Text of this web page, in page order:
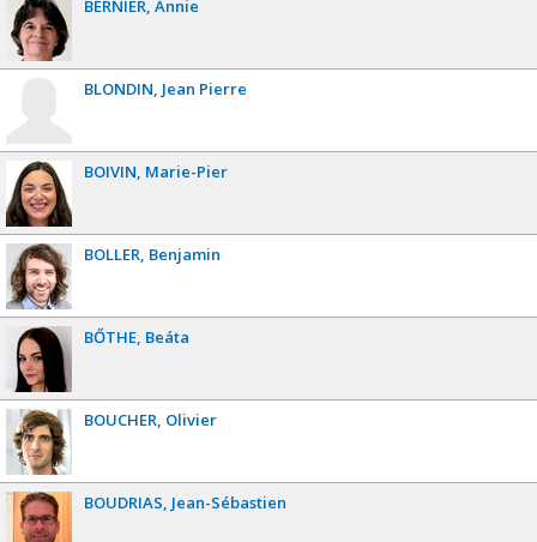
BERNIER Annie
BLONDIN Jean Pierre
BOIVIN Marie-Pier
BOLLER Benjamin
BŐTHE Beáta
BOUCHER Olivier
BOUDRIAS Jean-Sébastien